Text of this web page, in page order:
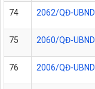
74 2062/QĐ-UBND
75 2060/QĐ-UBND
76 2006/QĐ-UBND